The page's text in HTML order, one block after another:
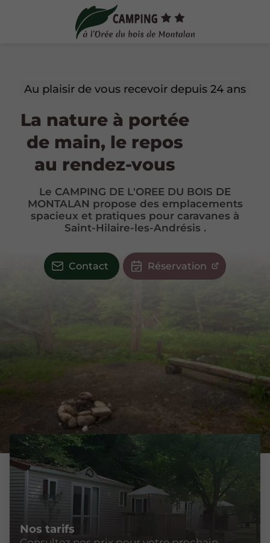
Au plaisir de vous recevoir depuis 24 ans
La nature à portée
de main, le repos
au rendez-vous
Le CAMPING DE L'OREE DU BOIS DE
MONTALAN propose des emplacements
spacieux et pratiques pour caravanes à
Saint-Hilaire-les-Andrésis .
Contact Réservation
Nos tarifs